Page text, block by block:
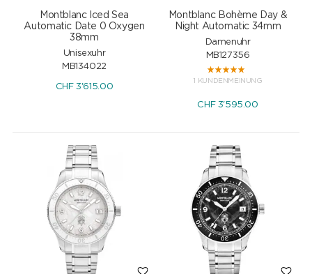
Montblanc Iced Sea
Automatic Date 0 Oxygen
38mm
Unisexuhr
MB134022
CHF 3'615.00
Montblanc Bohème Day &
Night Automatic 34mm
Damenuhr
MB127356
1 KUNDENMEINUNG
CHF 3'595.00